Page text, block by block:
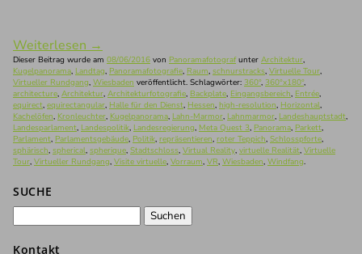
Weiterlesen →
Dieser Beitrag wurde am 08/06/2016 von Panoramafotografunter Architektur,
Kugelpanorama, Landtag, Panoramafotografie, Raum, schnurstracks, Virtuelle Tour,
Virtueller Rundgang, Wiesbaden veröffentlicht. Schlagwörter: 360°, 360°x180°,
architecture, Architektur, Architekturfotografie, Backplate, Eingangsbereich, Entrée,
equirect, equirectangular, Halle für den Dienst, Hessen, high-resolution, Horizontal,
Kachelöfen, Kronleuchter, Kugelpanorama, Lahn-Marmor, Lahnmarmor, Landeshauptstadt,
Landesparlament, Landespolitik, Landesregierung, Meta Quest 3, Panorama, Parkett,
Parlament, Parlamentsgebäude, Politik, repräsentieren, roter Teppich, Schlosspforte,
sphärisch, spherical, spherique, Stadtschloss, Virtual Reality, virtuelle Realität, Virtuelle
Tour, Virtueller Rundgang, Visite virtuelle, Vorraum, VR, Wiesbaden, Windfang.
SUCHE
Kontakt